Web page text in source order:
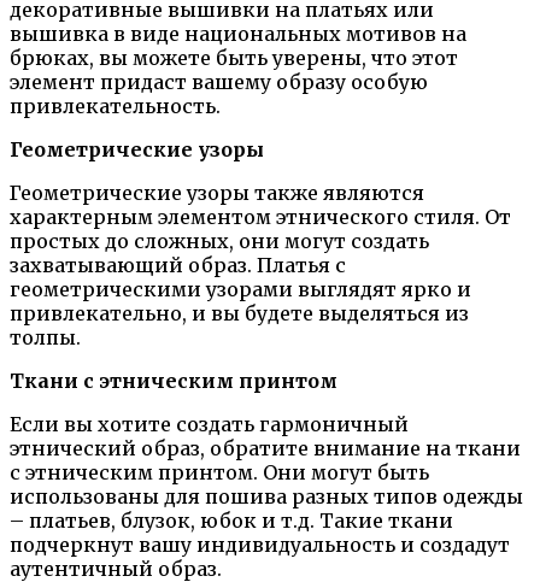
декоративные вышивки на платьях или
вышивка в виде национальных мотивов на
брюках, вы можете быть уверены, что этот
элемент придаст вашему образу особую
привлекательность.
Геометрические узоры
Геометрические узоры также являются
характерным элементом этнического стиля. От
простых до сложных, они могут создать
захватывающий образ. Платья с
геометрическими узорами выглядят ярко и
привлекательно, и вы будете выделяться из
толпы.
Ткани с этническим принтом
Если вы хотите создать гармоничный
этнический образ, обратите внимание на ткани
с этническим принтом. Они могут быть
использованы для пошива разных типов одежды
– платьев, блузок, юбок и т.д. Такие ткани
подчеркнут вашу индивидуальность и создадут
аутентичный образ.